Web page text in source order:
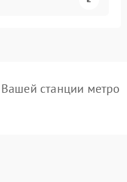
станции метро